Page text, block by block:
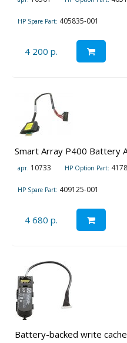
HP Spare Part: 405835-001
4 200 р.
Smart Array P400 Battery
арт. 10733 HP Option Part:
HP Spare Part: 409125-001
4 680 р.
Battery-backed write